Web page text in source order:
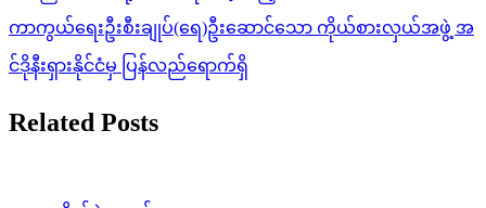
ကာကွယ်ရေးဦးစီးချုပ်(ရေ)ဦးဆောင်သော ကိုယ်စားလှယ်အဖွဲ့ အ
င်ဒိုနီးရှားနိုင်ငံမှ ပြန်လည်ရောက်ရှိ
Related Posts